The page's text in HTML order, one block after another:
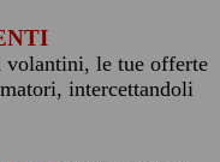
volantini, le tue offerte
intercettandoli